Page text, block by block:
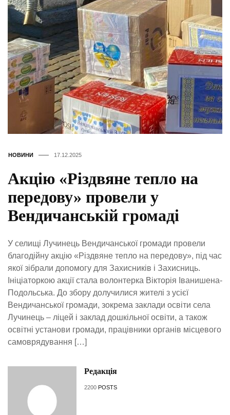
НОВИНИ 17.12.2025
Акцію «Різдвяне тепло на
передову» провели у
Вендичанській громаді
У селищі Лучинець Вендичанської громади провели
благодійну акцію «Різдвяне тепло на передову», під час
якої зібрали допомогу для Захисників і Захисниць.
Ініціаторкою акції стала волонтерка Вікторія Іванишена-
Подольська. До збору долучилися жителі з усієї
Вендичанської громади, зокрема заклади освіти села
Лучинець – ліцей і заклад дошкільної освіти, а також
освітні установи громади, працівники органів місцевого
самоврядування […]
Редакція
2200 POSTS